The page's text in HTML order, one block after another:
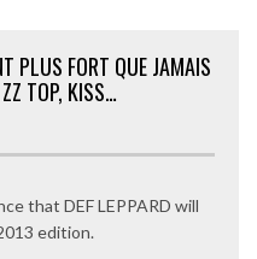
PLUS FORT QUE JAMAIS
TOP, KISS…
that DEF LEPPARD will
edition.